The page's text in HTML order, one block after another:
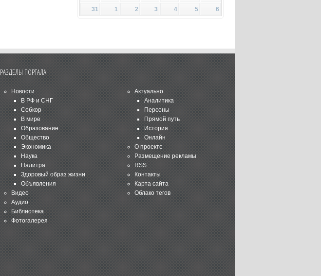
31
1 2 3 4 5 6
РАЗДЕЛЫ ПОРТАЛА
Новости
В РФ и СНГ
Собкор
В мире
Образование
Общество
Экономика
Наука
Палитра
Здоровый образ жизни
Объявления
Видео
Аудио
Библиотека
Фотогалерея
Актуально
Аналитика
Персоны
Прямой путь
История
Онлайн
О проекте
Размещение рекламы
RSS
Контакты
Карта сайта
Облако тегов